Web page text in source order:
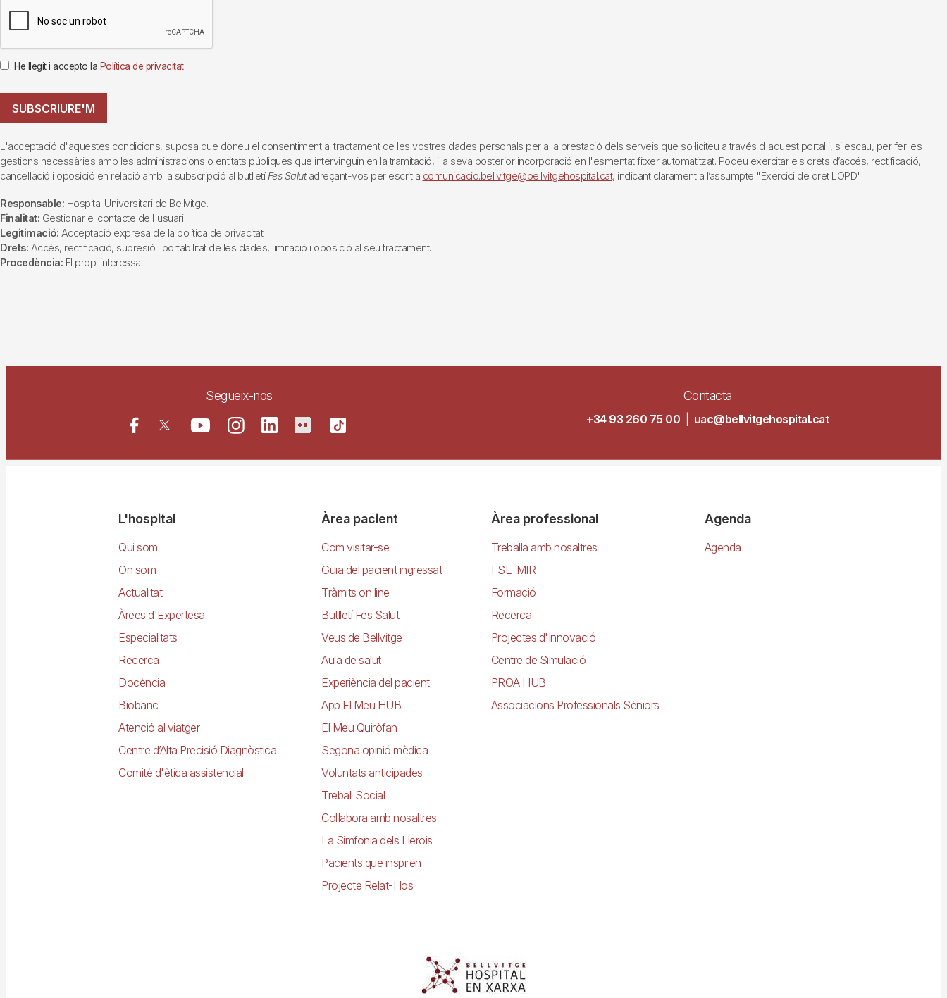
He llegit i accepto la Política de privacitat
SUBSCRIURE'M
L'acceptació d'aquestes condicions, suposa que doneu el consentiment al tractament de les vostres dades personals per a la prestació dels serveis que sol·liciteu a través d'aquest portal i, si escau, per fer les
gestions necessàries amb les administracions o entitats públiques que intervinguin en la tramitació, i la seva posterior incorporació en l'esmentat fitxer automatitzat. Podeu exercitar els drets d’accés, rectificació,
cancel·lació i oposició en relació amb la subscripció al butlletí Fes Salutadreçant-vos per escrit a comunicacio.bellvitge@bellvitgehospital.cat, indicant clarament a l’assumpte "Exercici de dret LOPD".
Responsable: Hospital Universitari de Bellvitge.
Finalitat: Gestionar el contacte de l'usuari
Legitimació: Acceptació expresa de la política de privacitat.
Drets: Accés, rectificació, supresió i portabilitat de les dades, limitació i oposició al seu tractament.
Procedència: El propi interessat.
Segueix-nos Contacta
+34 93 260 75 00 uac@bellvitgehospital.cat
NavegacióL'hospital
Qui som
On som
Actualitat
Àrees d'Expertesa
Especialitats
Recerca
Docència
Biobanc
Atenció al viatger
Centre d’Alta Precisió Diagnòstica
Comitè d'ètica assistencial
Àrea pacient
Com visitar-se
Guia del pacient ingressat
Tràmits on line
Butlletí Fes Salut
Veus de Bellvitge
Aula de salut
Experiència del pacient
App El Meu HUB
El Meu Quiròfan
Segona opinió mèdica
Voluntats anticipades
Treball Social
Col·labora amb nosaltres
La Simfonia dels Herois
Pacients que inspiren
Projecte Relat-Hos
Àrea professional
Treballa amb nosaltres
FSE-MIR
Formació
Recerca
Projectes d'Innovació
Centre de Simulació
PROA HUB
Associacions Professionals Sèniors
Agenda
Agenda